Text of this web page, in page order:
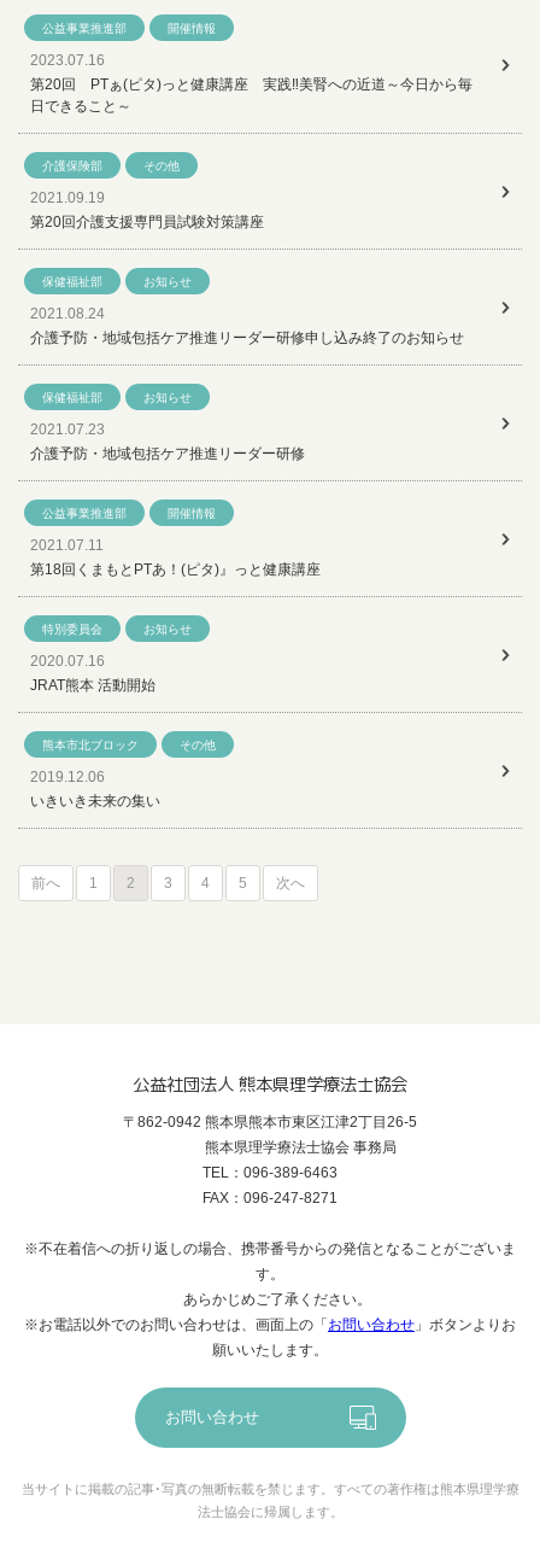
公益事業推進部 開催情報
2023.07.16
第20回 PTぁ(ピタ)っと健康講座 実践‼美腎への近道～今日から毎
日できること～
介護保険部 その他
2021.09.19
第20回介護支援専門員試験対策講座
保健福祉部 お知らせ
2021.08.24
介護予防・地域包括ケア推進リーダー研修申し込み終了のお知らせ
保健福祉部 お知らせ
2021.07.23
介護予防・地域包括ケア推進リーダー研修
公益事業推進部 開催情報
2021.07.11
第18回くまもとPTあ！(ピタ)』っと健康講座
特別委員会 お知らせ
2020.07.16
JRAT熊本 活動開始
熊本市北ブロック その他
2019.12.06
いきいき未来の集い
前へ 1 2 3 4 5 次へ
公益社団法人 熊本県理学療法士協会
〒862-0942 熊本県熊本市東区江津2丁目26-5
熊本県理学療法士協会 事務局
TEL：096-389-6463
FAX：096-247-8271
※不在着信への折り返しの場合、携帯番号からの発信となることがございま
す。
あらかじめご了承ください。
※お電話以外でのお問い合わせは、画面上の「 お問い合わせ 」ボタンよりお
願いいたします。
お問い合わせ
当サイトに掲載の記事･写真の無断転載を禁じます。すべての著作権は熊本県理学療
法士協会に帰属します。